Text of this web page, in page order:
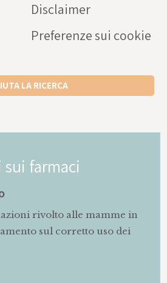
Disclaimer
Preferenze sui cookie
LA RICERCA
farmaci
rivolto alle mamme in
sul corretto uso dei